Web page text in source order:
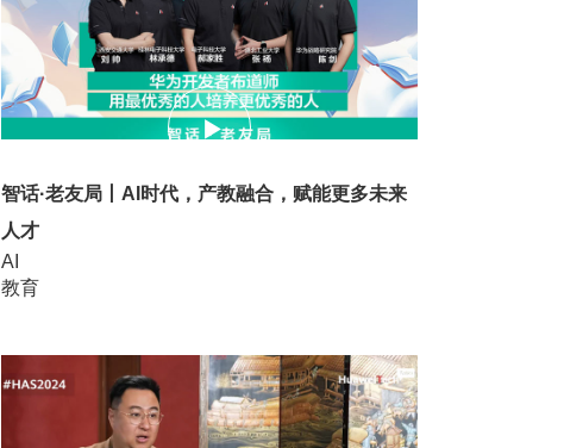
智话·老友局丨AI时代，产教融合，赋能更多未来
人才
AI
教育